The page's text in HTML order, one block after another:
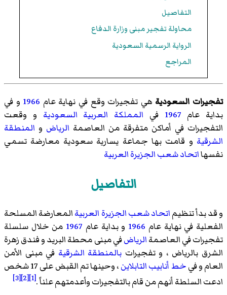
التفاصيل
محاولة تفجير مبنى وزارة الدفاع
الرواية الرسمية السعودية
المراجع
تفجيرات السعودية هي تفجيرات وقع في نهاية عام 1966 و في
بداية عام 1967 في المملكة العربية السعودية و وقعت
التفجيرات في أماكن متفرقة من العاصمة الرياض و المنطقة
الشرقية و قامت بها جماعة يسارية سعودية معارضة تسمي
نفسهااتحاد شعب الجزيرة العربية
التفاصيل
و قد بدأ تنظيماتحاد شعب الجزيرة العربيةالمعارضة المسلحة
الفعلية في نهاية عام 1966 و بداية عام 1967 من خلال سلسلة
تفجيرات في العاصمةالرياضفي مبنى محطة البريد و فندق زهرة
الشرق بالرياض ، و تفجيرات بالمنطقة الشرقية في مبنى الأمن
العام و فيخط أنابيب التابلاين
، وحينها تم القبض على 17 شخص
ادعت السلطة أنهم من قام بالتفجيرات وأعدمتهم علناً .[1]
[2]
[3]